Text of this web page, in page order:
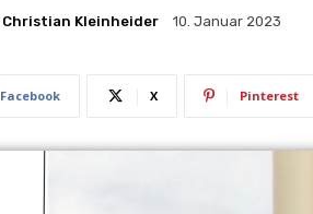
Christian Kleinheider 10. Januar 2023
Facebook X Pinterest